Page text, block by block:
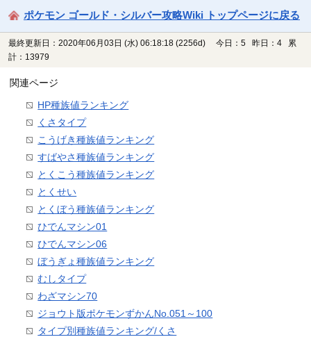
ポケモン ゴールド・シルバー攻略Wiki トップページに戻る
最終更新日：2020年06月03日 (水) 06:18:18 (2256d)
今日：5 昨日：4 累
計：13979
関連ページ
HP種族値ランキング
くさタイプ
こうげき種族値ランキング
すばやさ種族値ランキング
とくこう種族値ランキング
とくせい
とくぼう種族値ランキング
ひでんマシン01
ひでんマシン06
ぼうぎょ種族値ランキング
むしタイプ
わざマシン70
ジョウト版ポケモンずかんNo.051～100
タイプ別種族値ランキング/くさ